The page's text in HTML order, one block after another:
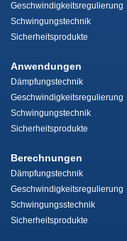
Geschwindigkeitsregulierung
Schwingungstechnik
Sicherheitsprodukte
Anwendungen
Dämpfungstechnik
Geschwindigkeitsregulierung
Schwingungstechnik
Sicherheitsprodukte
Berechnungen
Dämpfungstechnik
Geschwindigkeitsregulierung
Schwingungsstechnik
Sicherheitsprodukte